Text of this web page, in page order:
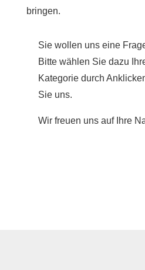
bringen.
Sie wollen uns eine
Bitte wählen Sie dazu
Kategorie durch
Sie uns.
Wir freuen uns auf Ihre